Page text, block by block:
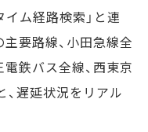
ム経路検索」と連
要路線、小田急線全
電鉄バス全線、西東京
遅延状況をリアル